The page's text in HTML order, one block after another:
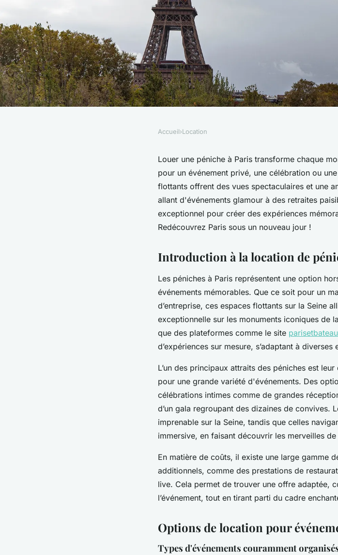
Location de péniches à Paris :
des souvenirs inoubliables
Accueil›Location
Louer une péniche à Paris transforme chaque
pour un événement privé, une célébration ou
flottants offrent des vues spectaculaires et une
allant d'événements glamour à des retraites
exceptionnel pour créer des expériences
Redécouvrez Paris sous un nouveau jour !
Introduction à la location de
Les péniches à Paris représentent une option
événements mémorables. Que ce soit pour un
d’entreprise, ces espaces flottants sur la Seine
exceptionnelle sur les monuments iconiques de
que des plateformes comme le site
d’expériences sur mesure, s’adaptant à diverses
L’un des principaux attraits des péniches est
pour une grande variété d'événements. Des
célébrations intimes comme de grandes
d’un gala regroupant des dizaines de convives.
imprenable sur la Seine, tandis que celles
immersive, en faisant découvrir les merveilles
En matière de coûts, il existe une large gamme
additionnels, comme des prestations de
live. Cela permet de trouver une offre adaptée,
l’événement, tout en tirant parti du cadre
Options de location pour
Types d'événements couramment